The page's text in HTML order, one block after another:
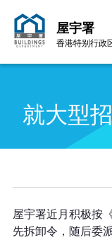
屋宇署
香港特别行政
就大型
屋宇署近月积极按
先拆卸令，随后委